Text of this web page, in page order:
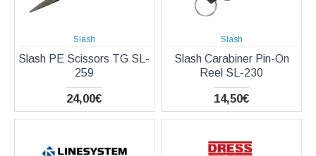
Slash
Slash PE Scissors TG SL-
259
24,00€
Slash
Slash Carabiner Pin-On
Reel SL-230
14,50€